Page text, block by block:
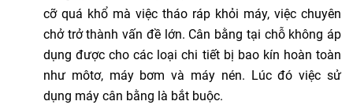
cỡ quá khổ mà việc tháo ráp khỏi máy, việc chuyên
chở trở thành vấn đề lớn. Cân bằng tại chỗ không áp
dụng được cho các loại chi tiết bị bao kín hoàn toàn
như môtơ, máy bơm và máy nén. Lúc đó việc sử
dụng máy cân bằng là bắt buộc.